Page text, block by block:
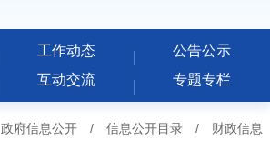
工作动态
公告公示
互动交流 专题专栏
政府信息公开 / 信息公开目录 / 财政信息